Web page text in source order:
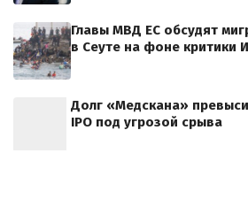
Главы МВД ЕС обсудят
в Сеуте на фоне критики
Долг «Медскана»
IPO под угрозой срыва